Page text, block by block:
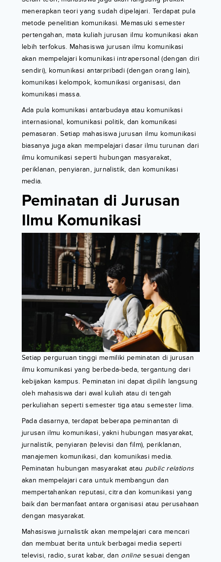
menerapkan teori yang sudah dipelajari. Terdapat pula
metode penelitian komunikasi. Memasuki semester
pertengahan, mata kuliah jurusan ilmu komunikasi akan
lebih terfokus. Mahasiswa jurusan ilmu komunikasi
akan mempelajari komunikasi intrapersonal (dengan diri
sendiri), komunikasi antarpribadi (dengan orang lain),
komunikasi kelompok, komunikasi organisasi, dan
komunikasi massa.
Ada pula komunikasi antarbudaya atau komunikasi
internasional, komunikasi politik, dan komunikasi
pemasaran. Setiap mahasiswa jurusan ilmu komunikasi
biasanya juga akan mempelajari dasar ilmu turunan dari
ilmu komunikasi seperti hubungan masyarakat,
periklanan, penyiaran, jurnalistik, dan komunikasi
media.
Peminatan di Jurusan
Ilmu Komunikasi
Setiap perguruan tinggi memiliki peminatan di jurusan
ilmu komunikasi yang berbeda-beda, tergantung dari
kebijakan kampus. Peminatan ini dapat dipilih langsung
oleh mahasiswa dari awal kuliah atau di tengah
perkuliahan seperti semester tiga atau semester lima.
Pada dasarnya, terdapat beberapa peminantan di
jurusan ilmu komunikasi, yakni hubungan masyarakat,
jurnalistik, penyiaran (televisi dan film), periklanan,
manajemen komunikasi, dan komunikasi media.
Peminatan hubungan masyarakat atau public relations
akan mempelajari cara untuk membangun dan
mempertahankan reputasi, citra dan komunikasi yang
baik dan bermanfaat antara organisasi atau perusahaan
dengan masyarakat.
Mahasiswa jurnalistik akan mempelajari cara mencari
dan membuat berita untuk berbagai media seperti
televisi, radio, surat kabar, dan onlinesesuai dengan